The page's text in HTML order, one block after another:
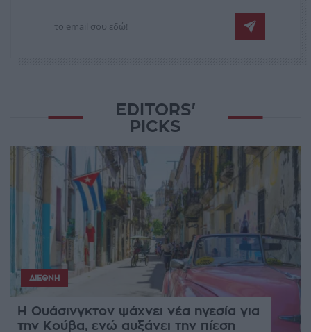
EDITORS'
PICKS
ΔΙΕΘΝΉ
Η Ουάσινγκτον ψάχνει νέα ηγεσία για
την Κούβα, ενώ αυξάνει την πίεση